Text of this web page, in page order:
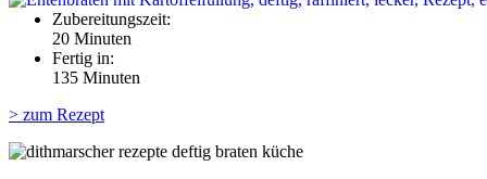
Zubereitungszeit:
20 Minuten
Fertig in:
135 Minuten
> zum Rezept